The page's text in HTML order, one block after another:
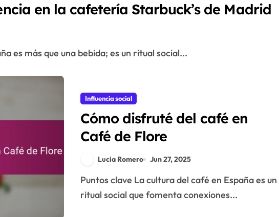
en la cafetería Starbuck’s de Madrid
es más que una bebida; es un ritual social...
Influencia social
Cómo disfruté del café en
Café de Flore
Lucia Romero Jun 27, 2025
Puntos clave La cultura del café en España es un
ritual social que fomenta conexiones...